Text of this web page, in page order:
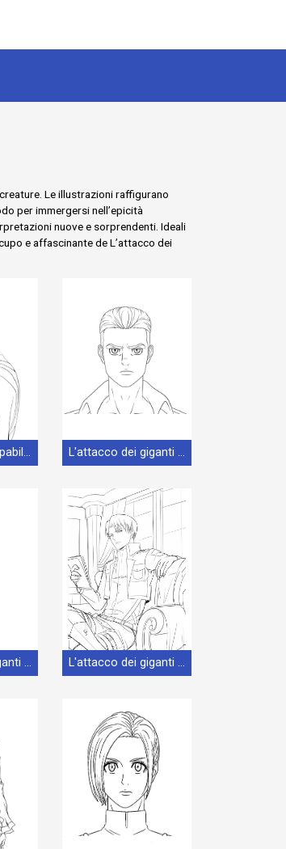
Le illustrazioni raffigurano
per immergersi nell’epicità
nuove e sorprendenti. Ideali
e affascinante de L’attacco dei
Immagine Stampabile L'attacco dei giganti L'attacco dei giganti a Costo Zero
L'attacco dei giganti per Bambini L'attacco dei giganti per Stampare